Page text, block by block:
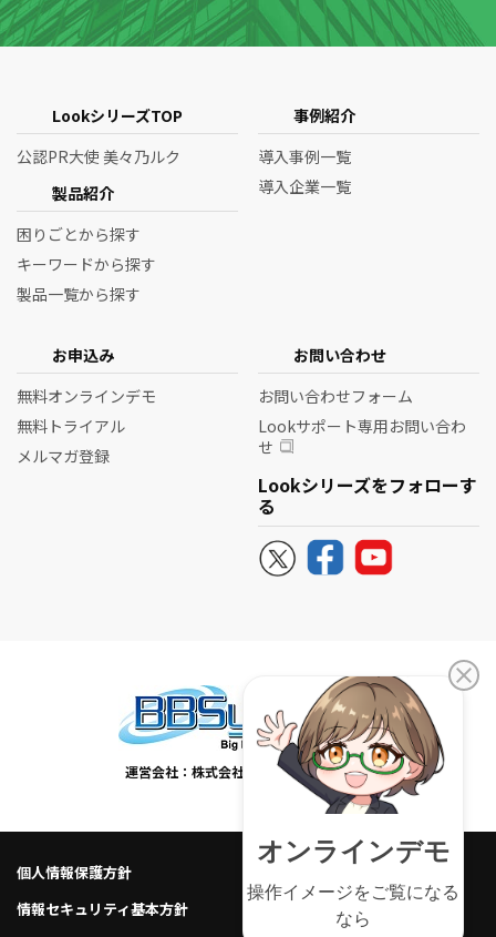
LookシリーズTOP
公認PR大使 美々乃ルク
製品紹介
困りごとから探す
キーワードから探す
製品一覧から探す
事例紹介
導入事例一覧
導入企業一覧
お申込み
無料オンラインデモ
無料トライアル
メルマガ登録
お問い合わせ
お問い合わせフォーム
Lookサポート専用お問い合わ
せ
Lookシリーズをフォローす
る
運営会社：株式会社ビービーシステム
個人情報保護方針
情報セキュリティ基本方針